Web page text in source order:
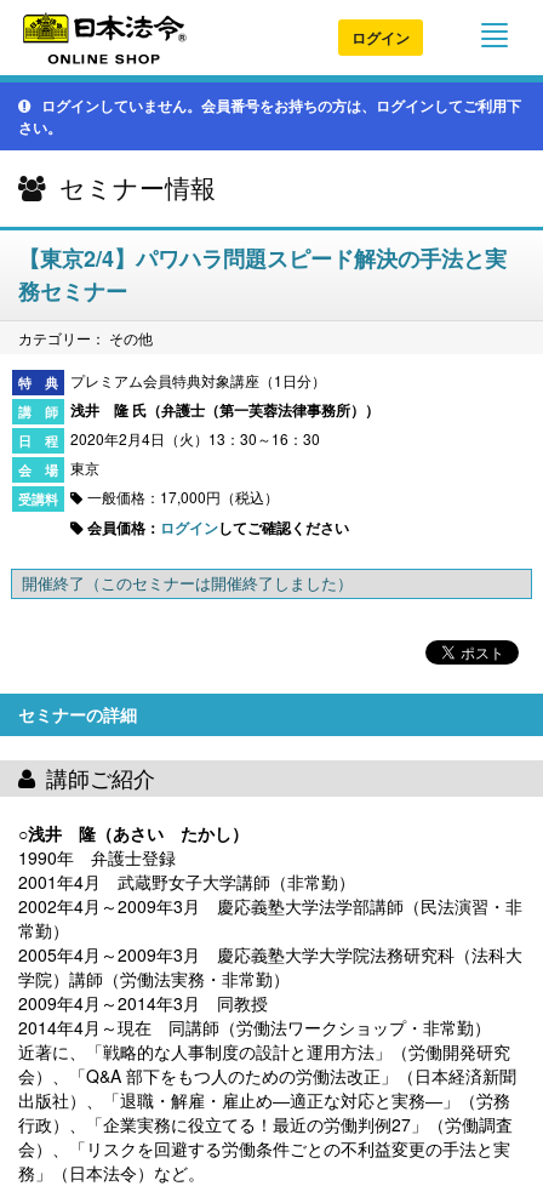
ログイン
ログインしていません。会員番号をお持ちの方は、ログインしてご利用下
さい。
セミナー情報
【東京2/4】パワハラ問題スピード解決の手法と実
務セミナー
カテゴリー： その他
プレミアム会員特典対象講座（1日分）
浅井 隆 氏（弁護士（第一芙蓉法律事務所） ）
2020年2月4日（火）13：30～16：30
東京
一般価格：17,000円（税込）
会員価格： ログインしてご確認ください
開催終了 （このセミナーは開催終了しました）
セミナーの詳細
講師ご紹介
○浅井 隆（あさい たかし）
1990年 弁護士登録
2001年4月 武蔵野女子大学講師（非常勤）
2002年4月～2009年3月 慶応義塾大学法学部講師（民法演習・非
常勤）
2005年4月～2009年3月 慶応義塾大学大学院法務研究科（法科大
学院）講師（労働法実務・非常勤）
2009年4月～2014年3月 同教授
2014年4月～現在 同講師（労働法ワークショップ・非常勤）
近著に、「戦略的な人事制度の設計と運用方法」（労働開発研究
会）、「Q&A 部下をもつ人のための労働法改正」（日本経済新聞
出版社）、「退職・解雇・雇止め―適正な対応と実務―」（労務
行政）、「企業実務に役立てる！最近の労働判例27」（労働調査
会）、「リスクを回避する労働条件ごとの不利益変更の手法と実
務」（日本法令）など。